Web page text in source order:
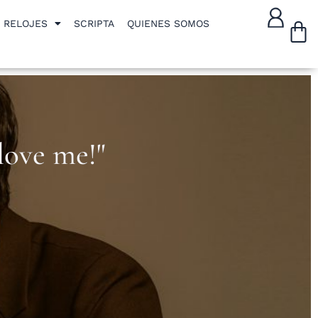
RELOJES SCRIPTA QUIENES SOMOS
me!"